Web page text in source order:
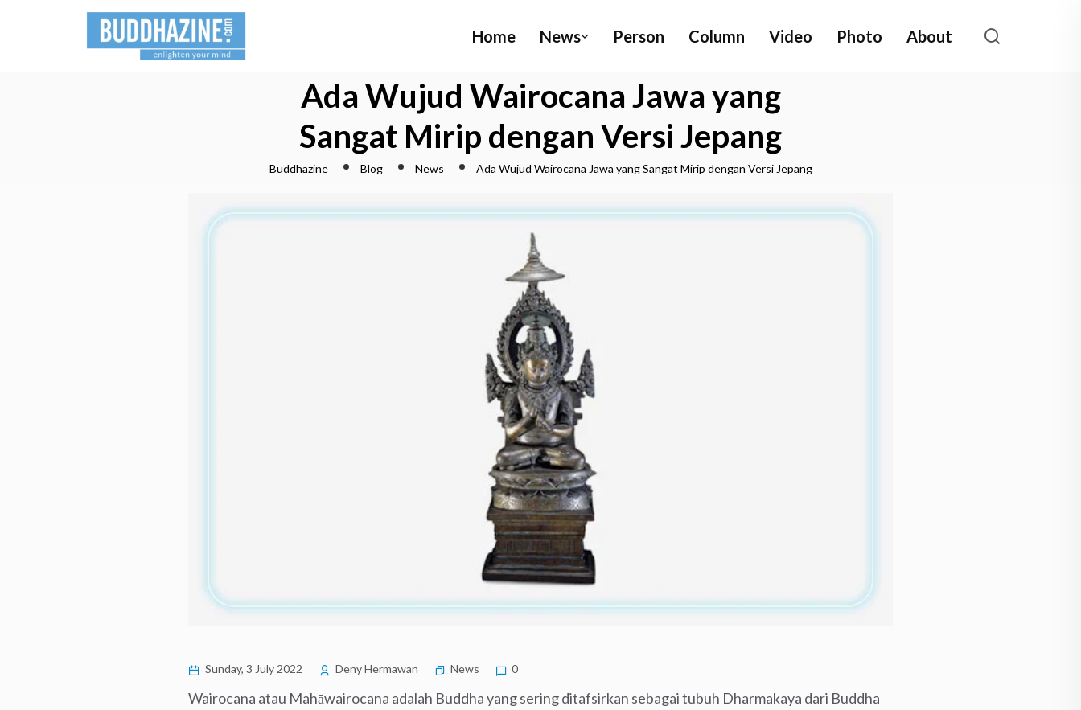
Home News Person Column Video Photo About
Ada Wujud Wairocana Jawa yang
Sangat Mirip dengan Versi Jepang
Buddhazine Blog News Ada Wujud Wairocana Jawa yang Sangat Mirip dengan Versi Jepang
Sunday, 3 July 2022 Deny Hermawan News 0
Wairocana atau Mahāwairocana adalah Buddha yang sering ditafsirkan sebagai tubuh Dharmakaya dari Buddha